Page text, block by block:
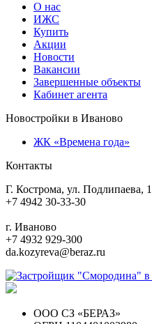
О нас
ИЖС
Купить
Акции
Новости
Вакансии
Завершенные объекты
Кабинет агента
Новостройки в Иваново
ЖК «Времена года»
Контакты
Г. Кострома, ул. Подлипаева, 1
+7 4942 30-33-30
г. Иваново
+7 4932 929-300
da.kozyreva@beraz.ru
ООО СЗ «БЕРАЗ»